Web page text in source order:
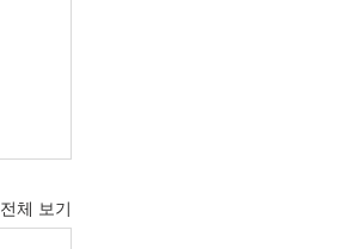
전체 보기